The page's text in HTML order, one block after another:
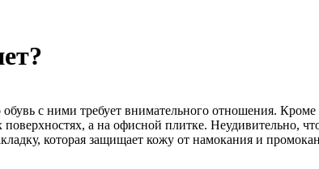
с ними требует внимательного отношения.
а на офисной плитке. Неудивительно,
которая защищает кожу от намокания и